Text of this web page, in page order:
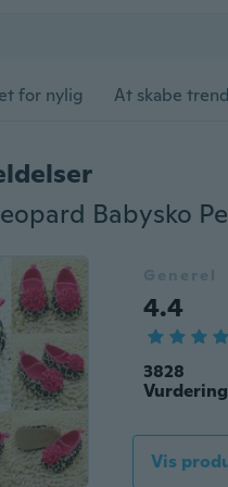
for nylig At skabe
Generel
4.4
3828
Vis